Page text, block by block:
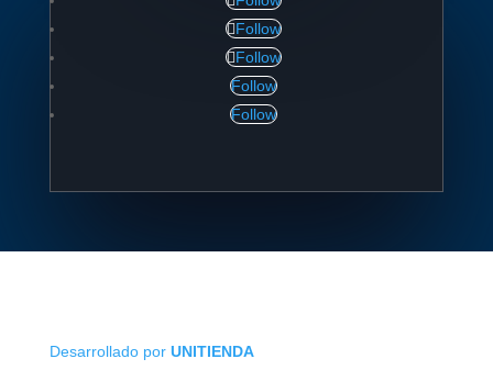
Follow
Follow
Follow
Follow
Desarrollado por UNITIENDA